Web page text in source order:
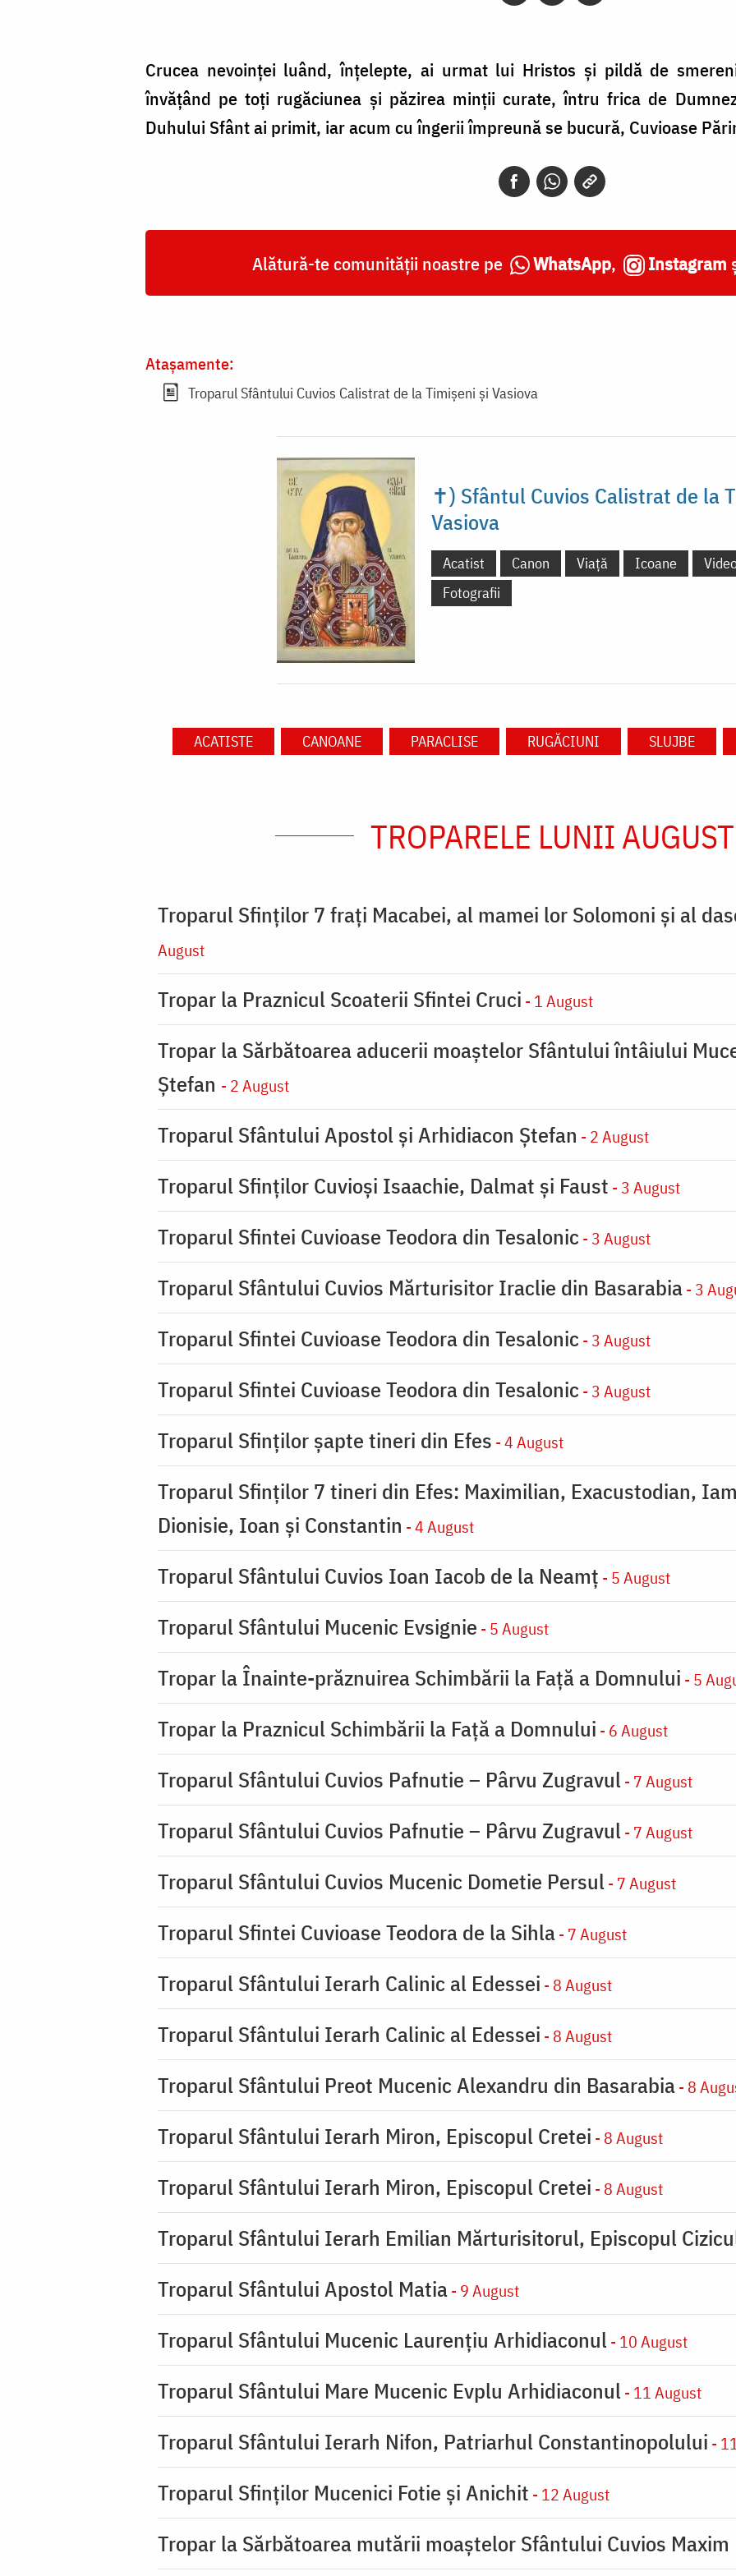
Crucea nevoinței luând, înțelepte, ai urmat lui Hristos și pildă de
învățând pe toți rugăciunea și păzirea minții curate, întru frica de
Duhului Sfânt ai primit, iar acum cu îngerii împreună se bucură, Cuvioase
Alătură-te comunității noastre pe WhatsApp, Instagram
Atașamente:
Troparul Sfântului Cuvios Calistrat de la Timișeni și Vasiova
✝) Sfântul Cuvios Calistrat de la
Vasiova
Acatist Canon Viață Icoane
Fotografii
ACATISTE CANOANE PARACLISE RUGĂCIUNI SLUJBE
TROPARELE LUNII AUGUST
Troparul Sfinţilor 7 fraţi Macabei, al mamei lor Solomoni şi al
August
Tropar la Praznicul Scoaterii Sfintei Cruci - 1 August
Tropar la Sărbătoarea aducerii moaştelor Sfântului întâiului
Ştefan - 2 August
Troparul Sfântului Apostol și Arhidiacon Ștefan - 2 August
Troparul Sfinţilor Cuvioşi Isaachie, Dalmat şi Faust - 3 August
Troparul Sfintei Cuvioase Teodora din Tesalonic - 3 August
Troparul Sfântului Cuvios Mărturisitor Iraclie din Basarabia- 3
Troparul Sfintei Cuvioase Teodora din Tesalonic - 3 August
Troparul Sfintei Cuvioase Teodora din Tesalonic - 3 August
Troparul Sfinţilor şapte tineri din Efes - 4 August
Troparul Sfinţilor 7 tineri din Efes: Maximilian, Exacustodian,
Dionisie, Ioan şi Constantin - 4 August
Troparul Sfântului Cuvios Ioan Iacob de la Neamț - 5 August
Troparul Sfântului Mucenic Evsignie - 5 August
Tropar la Înainte-prăznuirea Schimbării la Faţă a Domnului - 5
Tropar la Praznicul Schimbării la Faţă a Domnului - 6 August
Troparul Sfântului Cuvios Pafnutie – Pârvu Zugravul - 7 August
Troparul Sfântului Cuvios Pafnutie – Pârvu Zugravul - 7 August
Troparul Sfântului Cuvios Mucenic Dometie Persul - 7 August
Troparul Sfintei Cuvioase Teodora de la Sihla- 7 August
Troparul Sfântului Ierarh Calinic al Edessei - 8 August
Troparul Sfântului Ierarh Calinic al Edessei - 8 August
Troparul Sfântului Preot Mucenic Alexandru din Basarabia- 8
Troparul Sfântului Ierarh Miron, Episcopul Cretei - 8 August
Troparul Sfântului Ierarh Miron, Episcopul Cretei - 8 August
Troparul Sfântului Ierarh Emilian Mărturisitorul, Episcopul
Troparul Sfântului Apostol Matia- 9 August
Troparul Sfântului Mucenic Laurențiu Arhidiaconul - 10 August
Troparul Sfântului Mare Mucenic Evplu Arhidiaconul - 11 August
Troparul Sfântului Ierarh Nifon, Patriarhul Constantinopolului -
Troparul Sfinţilor Mucenici Fotie şi Anichit - 12 August
Tropar la Sărbătoarea mutării moaştelor Sfântului Cuvios